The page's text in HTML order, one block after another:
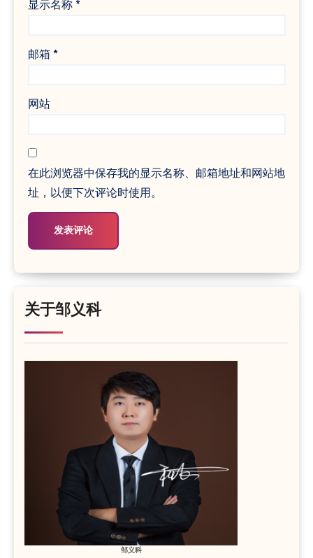
显示名称 *
邮箱 *
网站
在此浏览器中保存我的显示名称、邮箱地址和网站地
址，以便下次评论时使用。
关于邹义科
邹义科